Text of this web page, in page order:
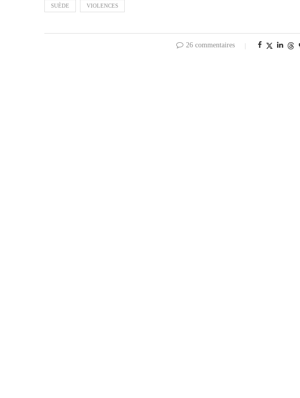
SUÈDE VIOLENCES
26 commentaires